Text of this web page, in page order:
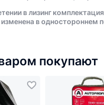
в лизинг
в одностороннем
покупают